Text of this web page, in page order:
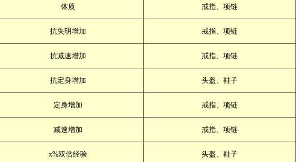
体质 戒指、项链
抗失明增加 戒指、项链
抗减速增加 戒指、项链
抗定身增加 头盔、鞋子
定身增加 戒指、项链
减速增加 戒指、项链
x%双倍经验 头盔、鞋子